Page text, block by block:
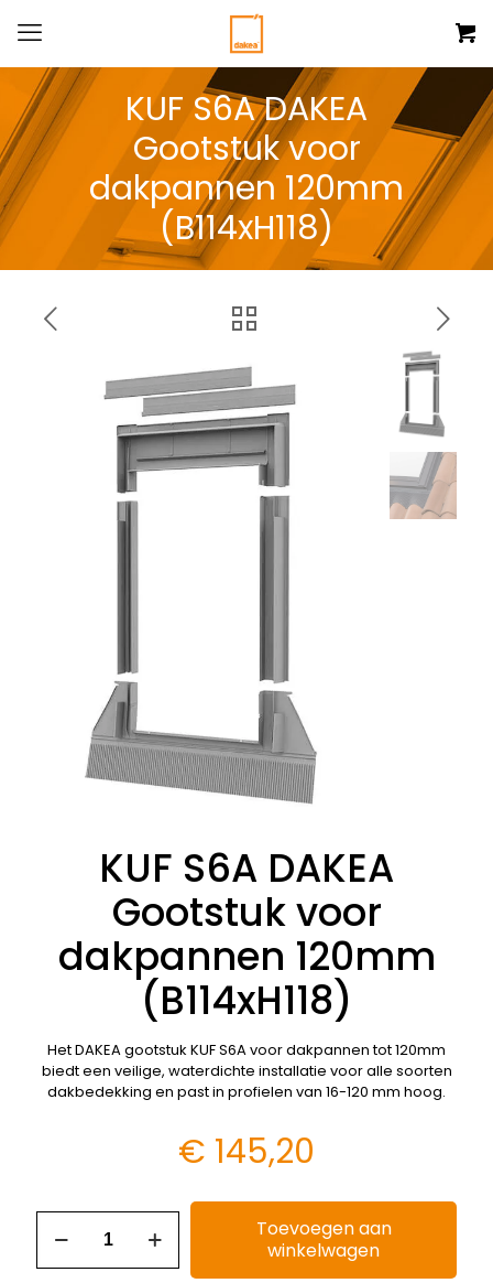
KUF S6A DAKEA
Gootstuk voor
dakpannen 120mm
(B114xH118)
KUF S6A DAKEA
Gootstuk voor
dakpannen 120mm
(B114xH118)
Het DAKEA gootstuk KUF S6A voor dakpannen tot 120mm
biedt een veilige, waterdichte installatie voor alle soorten
dakbedekking en past in profielen van 16-120 mm hoog.
€ 145,20
Toevoegen aan
winkelwagen